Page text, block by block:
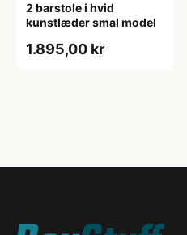
2 barstole i hvid
kunstlæder smal model
1.895,00 kr